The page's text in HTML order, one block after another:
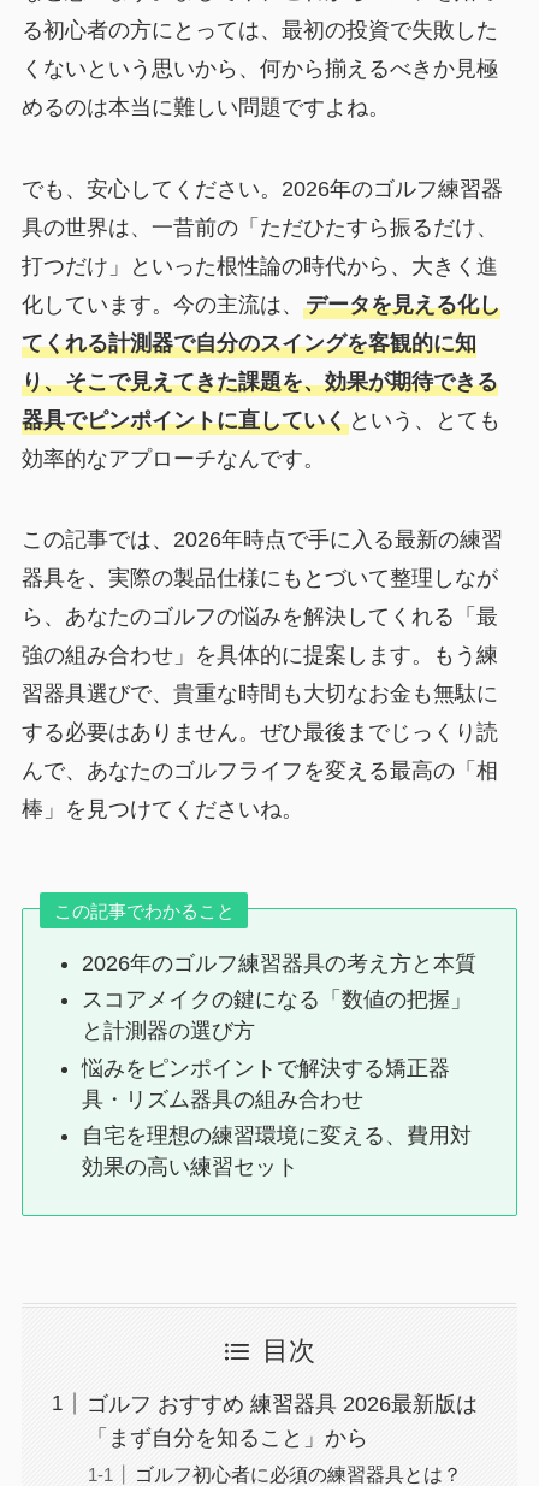
る初心者の方にとっては、最初の投資で失敗した
くないという思いから、何から揃えるべきか見極
めるのは本当に難しい問題ですよね。
でも、安心してください。2026年のゴルフ練習器
具の世界は、一昔前の「ただひたすら振るだけ、
打つだけ」といった根性論の時代から、大きく進
化しています。今の主流は、 データを見える化し
てくれる計測器で自分のスイングを客観的に知
り、そこで見えてきた課題を、効果が期待できる
器具でピンポイントに直していくという、とても
効率的なアプローチなんです。
この記事では、2026年時点で手に入る最新の練習
器具を、実際の製品仕様にもとづいて整理しなが
ら、あなたのゴルフの悩みを解決してくれる「最
強の組み合わせ」を具体的に提案します。もう練
習器具選びで、貴重な時間も大切なお金も無駄に
する必要はありません。ぜひ最後までじっくり読
んで、あなたのゴルフライフを変える最高の「相
棒」を見つけてくださいね。
この記事でわかること
2026年のゴルフ練習器具の考え方と本質
スコアメイクの鍵になる「数値の把握」
と計測器の選び方
悩みをピンポイントで解決する矯正器
具・リズム器具の組み合わせ
自宅を理想の練習環境に変える、費用対
効果の高い練習セット
目次
ゴルフ おすすめ 練習器具 2026最新版は
「まず自分を知ること」から
ゴルフ初心者に必須の練習器具とは？